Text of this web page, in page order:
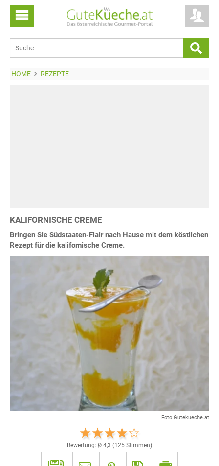
HOME REZEPTE
KALIFORNISCHE CREME
Bringen Sie Südstaaten-Flair nach Hause mit dem köstlichen
Rezept für die kalifornische Creme.
Foto Gutekueche.at
Bewertung: Ø 4,3 (125 Stimmen)